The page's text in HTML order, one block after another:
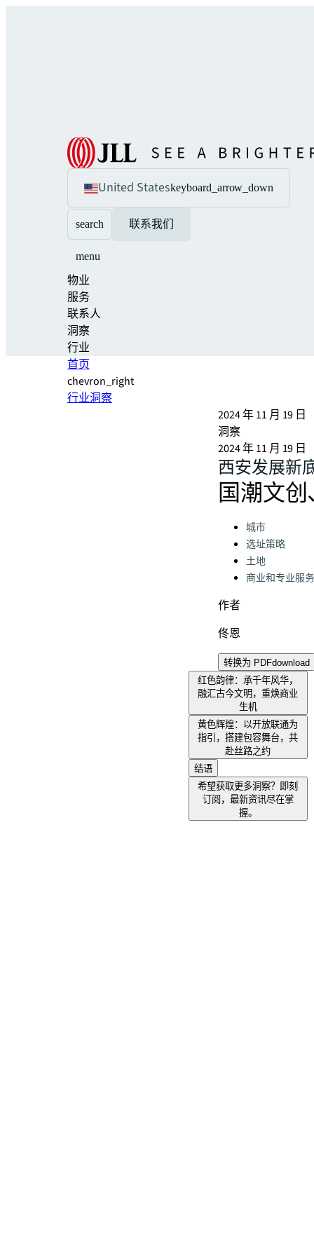
United Stateskeyboard_arrow_down
search 联系我们
menu
物业
服务
联系人
洞察
行业
首页
chevron_right
行业洞察
2024 年 11 月 19 日
洞察
2024 年 11 月 19 日
西安发展新
国潮文
Categories:
城市
选址策略
土地
商业和专业服务
作者
佟恩
转换为 PDFdownload
红色韵律：承千年风华，
融汇古今文明，重焕商业
生机
黄色辉煌：以开放联通为
指引，搭建包容舞台，共
赴丝路之约
结语
希望获取更多洞察？即刻
订阅，最新资讯尽在掌
握。